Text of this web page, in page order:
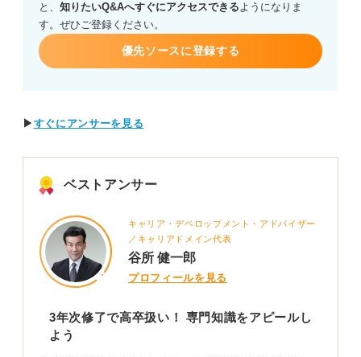
と、 知りたいQ&Aへすぐにアクセスできるようになりま
す。ぜひご登録ください。
優先ソースに登録する
▶ すぐにアンサーを見る
ベストアンサー
キャリア・デベロップメント・アドバイザー
／キャリアドメイン代表
谷所 健一郎
プロフィールを見る
3年次修了で高卒扱い！ 専門知識をアピールし
よう